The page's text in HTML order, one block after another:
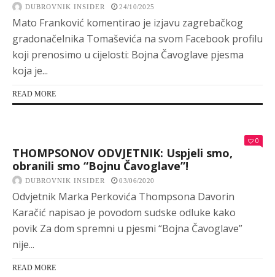
DUBROVNIK INSIDER 24/10/2025
Mato Franković komentirao je izjavu zagrebačkog
gradonačelnika Tomaševića na svom Facebook profilu
koji prenosimo u cijelosti: Bojna Čavoglave pjesma
koja je...
READ MORE
0
THOMPSONOV ODVJETNIK: Uspjeli smo,
obranili smo “Bojnu Čavoglave”!
DUBROVNIK INSIDER 03/06/2020
Odvjetnik Marka Perkovića Thompsona Davorin
Karačić napisao je povodom sudske odluke kako
povik Za dom spremni u pjesmi “Bojna Čavoglave”
nije...
READ MORE